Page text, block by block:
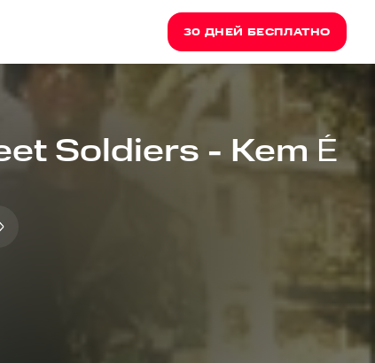
30 ДНЕЙ БЕСПЛАТНО
Soldiers - Kem É